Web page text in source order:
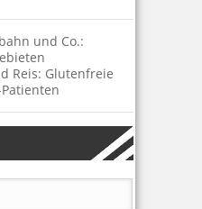
und Co.:
Reis: Glutenfreie